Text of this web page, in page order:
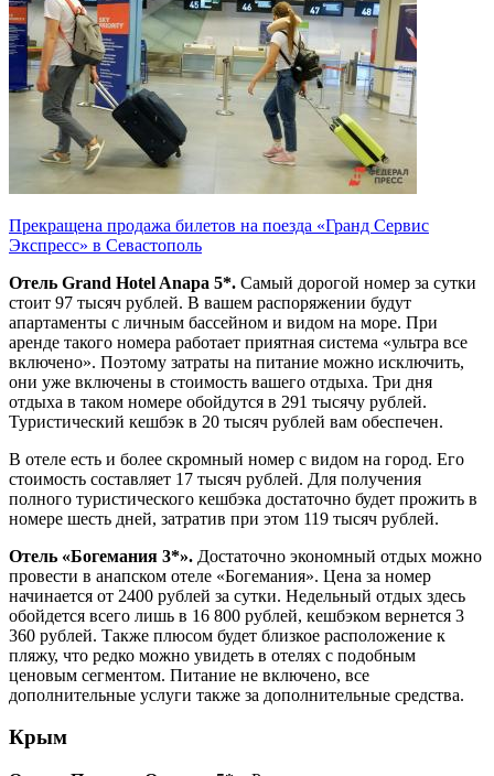
Прекращена продажа билетов на поезда «Гранд Сервис
Экспресс» в Севастополь
Отель Grand Hotel Anapa 5*. Самый дорогой номер за сутки
стоит 97 тысяч рублей. В вашем распоряжении будут
апартаменты с личным бассейном и видом на море. При
аренде такого номера работает приятная система «ультра все
включено». Поэтому затраты на питание можно исключить,
они уже включены в стоимость вашего отдыха. Три дня
отдыха в таком номере обойдутся в 291 тысячу рублей.
Туристический кешбэк в 20 тысяч рублей вам обеспечен.
В отеле есть и более скромный номер с видом на город. Его
стоимость составляет 17 тысяч рублей. Для получения
полного туристического кешбэка достаточно будет прожить в
номере шесть дней, затратив при этом 119 тысяч рублей.
Отель «Богемания 3*». Достаточно экономный отдых можно
провести в анапском отеле «Богемания». Цена за номер
начинается от 2400 рублей за сутки. Недельный отдых здесь
обойдется всего лишь в 16 800 рублей, кешбэком вернется 3
360 рублей. Также плюсом будет близкое расположение к
пляжу, что редко можно увидеть в отелях с подобным
ценовым сегментом. Питание не включено, все
дополнительные услуги также за дополнительные средства.
Крым